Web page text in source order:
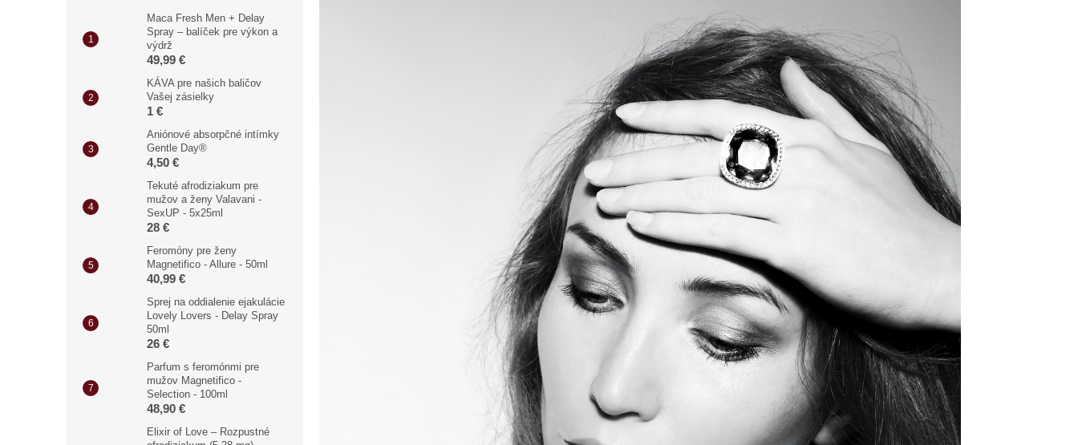
Maca Fresh Men + Delay
Spray – balíček pre výkon a
výdrž
49,99 €
KÁVA pre našich baličov
Vašej zásielky
1 €
Aniónové absorpčné intímky
Gentle Day®
4,50 €
Tekuté afrodiziakum pre
mužov a ženy Valavani -
SexUP - 5x25ml
28 €
Feromóny pre ženy
Magnetifico - Allure - 50ml
40,99 €
Sprej na oddialenie ejakulácie
Lovely Lovers - Delay Spray
50ml
26 €
Parfum s feromónmi pre
mužov Magnetifico -
Selection - 100ml
48,90 €
Elixir of Love – Rozpustné